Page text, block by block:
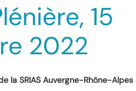
15
2022
la SRIAS Auvergne-Rhône-